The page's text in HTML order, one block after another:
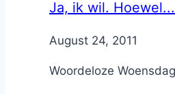
Ja, ik wil. Hoewel...
ByNicole
August 24, 2011
Woordeloze Woensdag